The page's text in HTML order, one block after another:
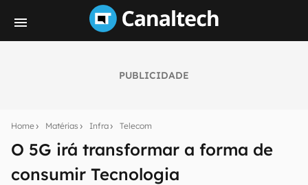
PUBLICIDADE
Home Matérias Infra Telecom
O 5G irá transformar a forma de
consumir Tecnologia
notícias e reviews sobre tecnologia em primeira
mão.
E-mail